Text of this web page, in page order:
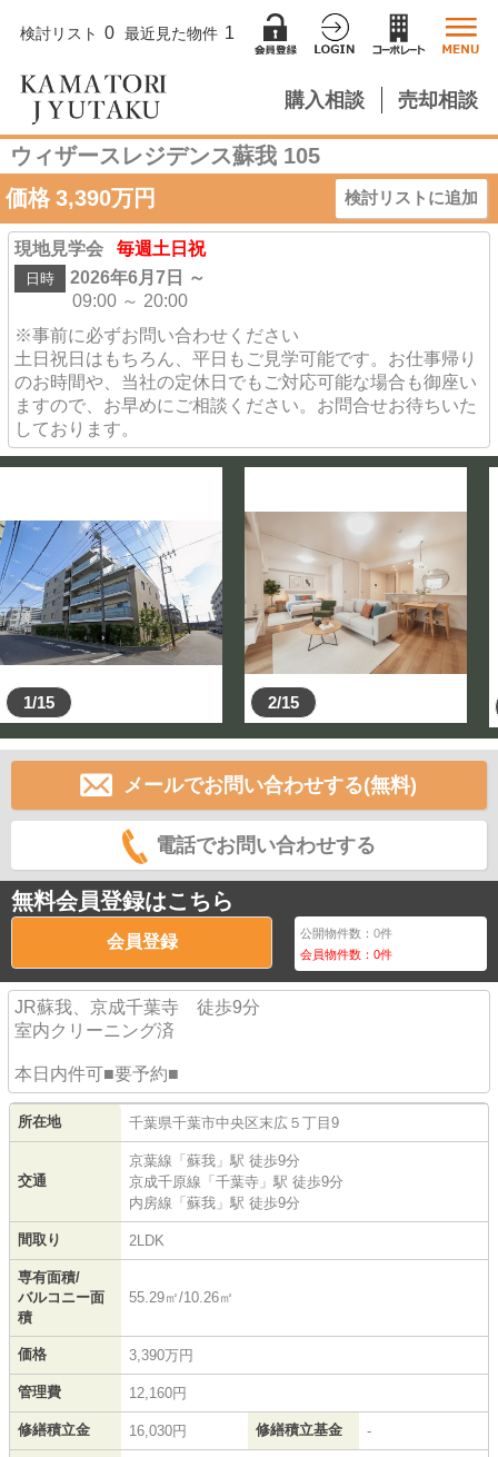
検討リスト 0 最近見た物件 1
購入相談 売却相談
ウィザースレジデンス蘇我 105
価格 3,390万円 検討リストに追加
現地見学会 毎週土日祝
日時
2026年6月7日 ～
09:00 ～ 20:00
※事前に必ずお問い合わせください
土日祝日はもちろん、平日もご見学可能です。お仕事帰り
のお時間や、当社の定休日でもご対応可能な場合も御座い
ますので、お早めにご相談ください。お問合せお待ちいた
しております。
1/15 2/15
メールでお問い合わせする(無料)
電話でお問い合わせする
無料会員登録はこちら
会員登録 公開物件数：0件
会員物件数：0件
JR蘇我、京成千葉寺 徒歩9分
室内クリーニング済
本日内件可■要予約■
所在地 千葉県千葉市中央区末広 ５丁目9
交通
京葉線 「 蘇我 」駅 徒歩9分
京成千原線 「 千葉寺 」駅 徒歩9分
内房線 「 蘇我 」駅 徒歩9分
間取り 2LDK
専有面積/
バルコニー面
積
55.29㎡/10.26㎡
価格 3,390万円
管理費 12,160円
修繕積立金 16,030円 修繕積立基金 -